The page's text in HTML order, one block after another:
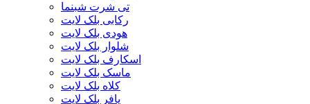
تی شرت شبنما
رکابی بلک لایت
هودی بلک لایت
شلوار بلک لایت
اسکارف بلک لایت
ماسک بلک لایت
کلاه بلک لایت
پافر بلک لایت